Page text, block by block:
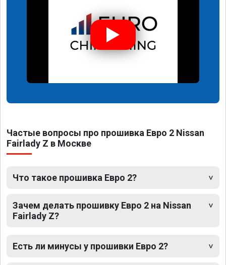
Частые вопросы про прошивка Евро 2 Nissan
Fairlady Z в Москве
Что такое прошивка Евро 2?
Зачем делать прошивку Евро 2 на Nissan
Fairlady Z?
Есть ли минусы у прошивки Евро 2?